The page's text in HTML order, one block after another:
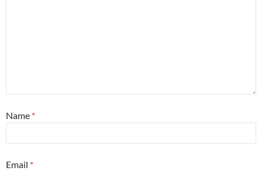
Name *
Email *